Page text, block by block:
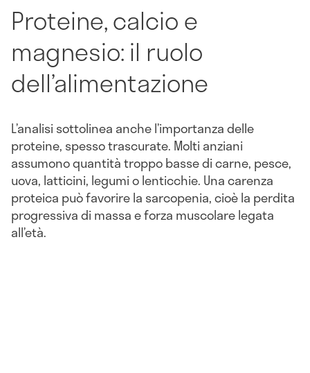
Proteine, calcio e
magnesio: il ruolo
dell’alimentazione
L’analisi sottolinea anche l’importanza delle
proteine, spesso trascurate. Molti anziani
assumono quantità troppo basse di carne, pesce,
uova, latticini, legumi o lenticchie. Una carenza
proteica può favorire la sarcopenia, cioè la perdita
progressiva di massa e forza muscolare legata
all’età.